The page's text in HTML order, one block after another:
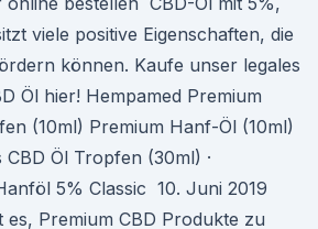
viele positive Eigenschaften, die
können. Kaufe unser legales
Öl hier! Hempamed Premium
(10ml) Premium Hanf-Öl (10ml)
Öl Tropfen (30ml) ·
5% Classic 10. Juni 2019
es, Premium CBD Produkte zu